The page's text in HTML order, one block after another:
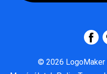
© 2026 LogoMaker